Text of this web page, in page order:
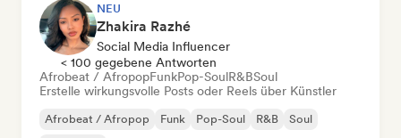
NEU
Zhakira Razhé
Social Media Influencer
< 100 gegebene Antworten
Afrobeat / AfropopFunkPop-SoulR&BSoul
Erstelle wirkungsvolle Posts oder Reels über Künstler
Afrobeat / Afropop Funk Pop-Soul R&B Soul